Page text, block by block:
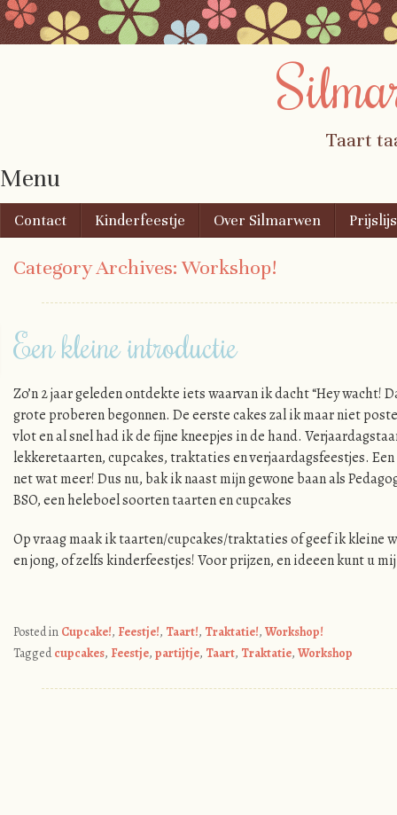
Taart
Menu
Skip to content
Contact Kinderfeestje Over Silmarwen
Category Archives: Workshop!
Een kleine introductie
Zo’n 2 jaar geleden ontdekte iets waarvan ik dacht “Hey wacht!
grote proberen begonnen. De eerste cakes zal ik maar niet
vlot en al snel had ik de fijne kneepjes in de hand.
lekkeretaarten, cupcakes, traktaties en verjaardagsfeestjes.
net wat meer! Dus nu, bak ik naast mijn gewone baan als
BSO, een heleboel soorten taarten en cupcakes
Op vraag maak ik taarten/cupcakes/traktaties of geef ik kleine
en jong, of zelfs kinderfeestjes! Voor prijzen, en ideeen kunt u
Posted in Cupcake!, Feestje!, Taart!, Traktatie!, Workshop!
Taggedcupcakes, Feestje, partijtje, Taart, Traktatie, Workshop